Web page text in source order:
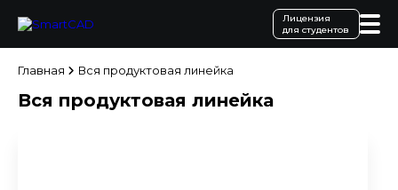
Лицензия
для студентов
Главная Вся продуктовая линейка
Вся продуктовая линейка